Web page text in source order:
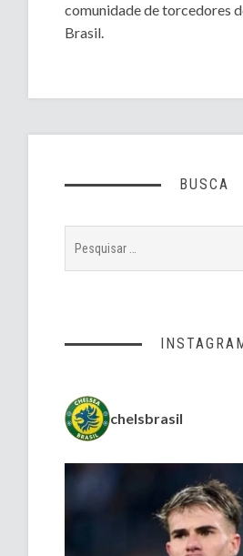
comunidade de torcedores
Brasil.
BUSCA
chelsbrasil